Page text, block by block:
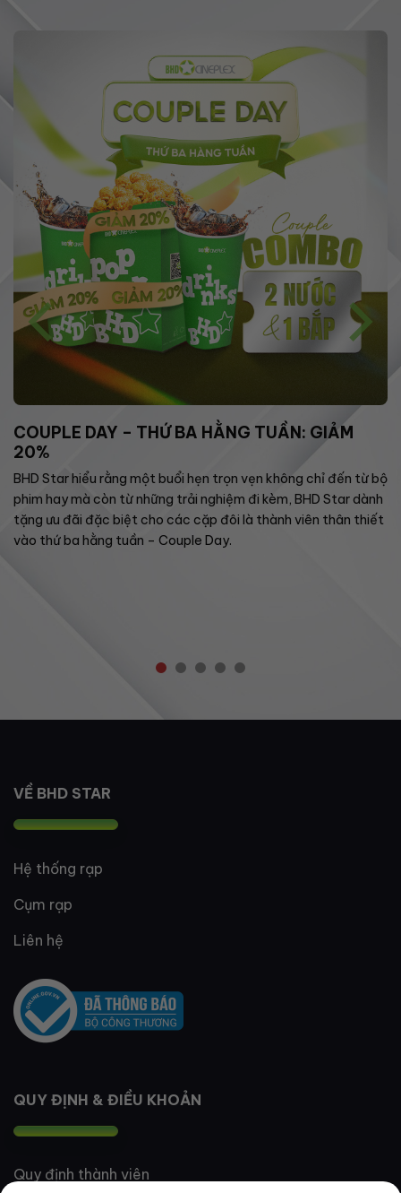
COUPLE DAY – THỨ BA HẰNG TUẦN: GIẢM
20%
BHD Star hiểu rằng một buổi hẹn trọn vẹn không chỉ đến từ bộ
phim hay mà còn từ những trải nghiệm đi kèm, BHD Star dành
tặng ưu đãi đặc biệt cho các cặp đôi là thành viên thân thiết
vào thứ ba hằng tuần – Couple Day.
VỀ BHD STAR
Hệ thống rạp
Cụm rạp
Liên hệ
QUY ĐỊNH & ĐIỀU KHOẢN
Quy định thành viên